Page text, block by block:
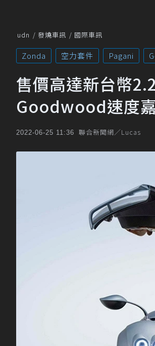
udn 發燒車訊 國際車訊
Zonda 空力套件 Pagani
售價高達新台幣
Goodwood速度
2022-06-25 11:36 聯合新聞網／Lucas